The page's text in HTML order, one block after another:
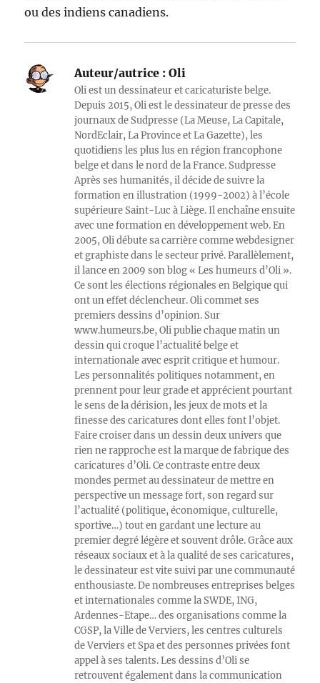
ou des indiens canadiens.
Auteur/autrice : Oli
Oli est un dessinateur et caricaturiste belge.
Depuis 2015, Oli est le dessinateur de presse des
journaux de Sudpresse (La Meuse, La Capitale,
NordEclair, La Province et La Gazette), les
quotidiens les plus lus en région francophone
belge et dans le nord de la France. Sudpresse
Après ses humanités, il décide de suivre la
formation en illustration (1999-2002) à l’école
supérieure Saint-Luc à Liège. Il enchaîne ensuite
avec une formation en développement web. En
2005, Oli débute sa carrière comme webdesigner
et graphiste dans le secteur privé. Parallèlement,
il lance en 2009 son blog « Les humeurs d’Oli ».
Ce sont les élections régionales en Belgique qui
ont un effet déclencheur. Oli commet ses
premiers dessins d’opinion. Sur
www.humeurs.be, Oli publie chaque matin un
dessin qui croque l’actualité belge et
internationale avec esprit critique et humour.
Les personnalités politiques notamment, en
prennent pour leur grade et apprécient pourtant
le sens de la dérision, les jeux de mots et la
finesse des caricatures dont elles font l’objet.
Faire croiser dans un dessin deux univers que
rien ne rapproche est la marque de fabrique des
caricatures d’Oli. Ce contraste entre deux
mondes permet au dessinateur de mettre en
perspective un message fort, son regard sur
l’actualité (politique, économique, culturelle,
sportive…) tout en gardant une lecture au
premier degré légère et souvent drôle. Grâce aux
réseaux sociaux et à la qualité de ses caricatures,
le dessinateur est vite suivi par une communauté
enthousiaste. De nombreuses entreprises belges
et internationales comme la SWDE, ING,
Ardennes-Etape… des organisations comme la
CGSP, la Ville de Verviers, les centres culturels
de Verviers et Spa et des personnes privées font
appel à ses talents. Les dessins d’Oli se
retrouvent également dans la communication